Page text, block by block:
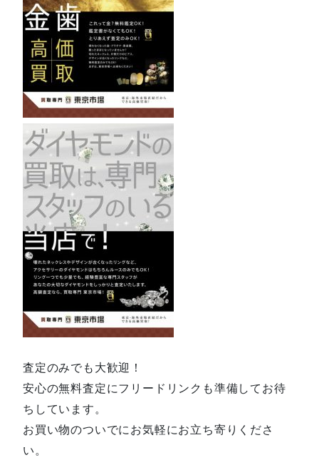
査定のみでも大歓迎！
安心の無料査定にフリードリンクも準備してお待
ちしています。
お買い物のついでにお気軽にお立ち寄りくださ
い。